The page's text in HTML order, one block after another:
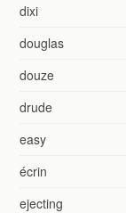
dixi
douglas
douze
drude
easy
écrin
ejecting